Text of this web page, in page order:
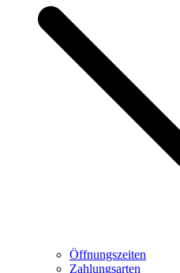
Öffnungszeiten
Zahlungsarten